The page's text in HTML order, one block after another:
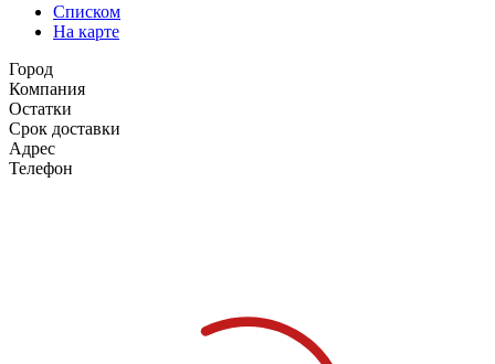
Списком
На карте
Город
Компания
Остатки
Срок доставки
Адрес
Телефон